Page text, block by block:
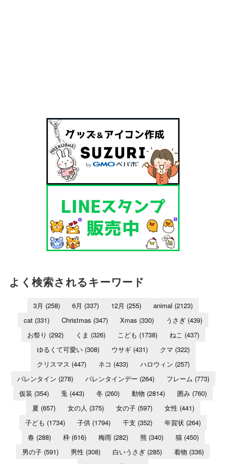
よく検索されるキーワード
3月 (258) 6月 (337) 12月 (255) animal (2123)
cat (331) Christmas (347) Xmas (330) うさぎ (439)
お祭り (292) くま (326) こども (1738) ねこ (437)
ゆるくて可愛い(308) ウサギ(431) クマ (322)
クリスマス (447) ネコ (433) ハロウィン (257)
バレンタイン (278) バレンタインデー (264) フレーム (773)
仮装 (354) 兎 (443) 冬 (260) 動物 (2814) 囲み (760)
夏 (657) 女の人 (375) 女の子(597) 女性 (441)
子ども (1734) 子供 (1794) 干支 (352) 年賀状 (264)
春(288) 枠(616) 梅雨(282) 熊 (340) 猫(450)
男の子 (591) 男性 (308) 白いうさぎ (285) 着物 (336)